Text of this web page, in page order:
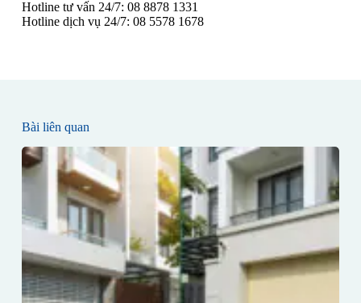
Hotline tư vấn 24/7: 08 8878 1331
Hotline dịch vụ 24/7: 08 5578 1678
Bài liên quan